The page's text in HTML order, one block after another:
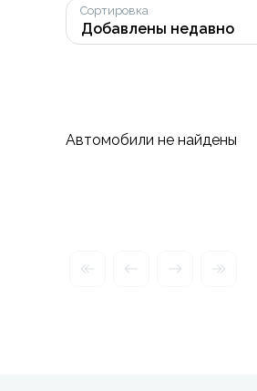
Сортировка
Автомобили не найдены